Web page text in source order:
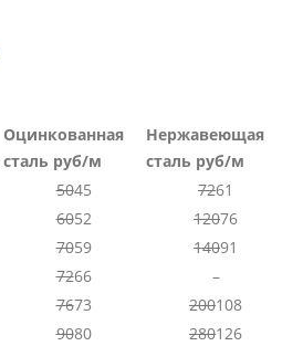
Оцинкованная
сталь руб/м
Нержавеющая
сталь руб/м
5045 7261
6052 12076
7059 14091
7266
–
7673 200108
9080 280126